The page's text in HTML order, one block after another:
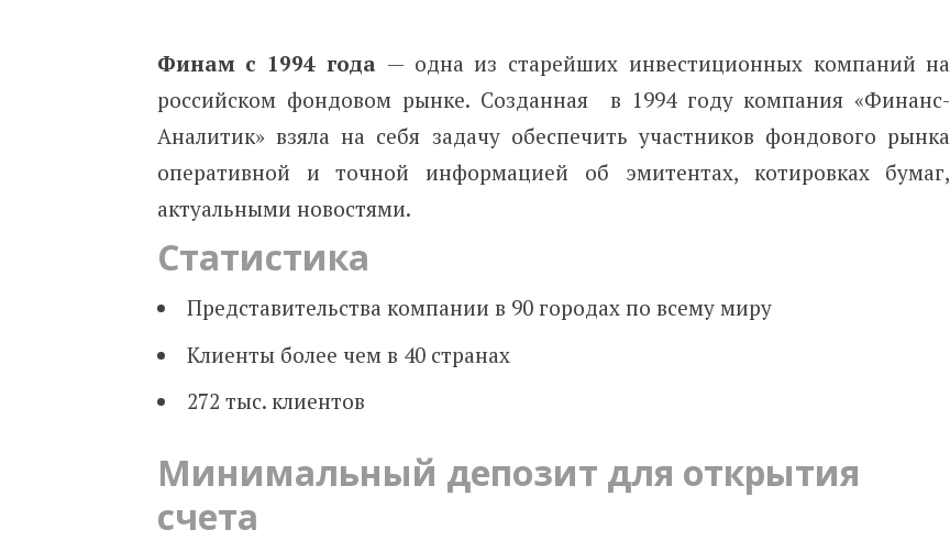
Финам c 1994 года — одна из старейших инвестиционных компаний на
российском фондовом рынке. Созданная в 1994 году компания «Финанс-
Аналитик» взяла на себя задачу обеспечить участников фондового рынка
оперативной и точной информацией об эмитентах, котировках бумаг,
актуальными новостями.
Cтатистика
Представительства компании в 90 городах по всему миру
Клиенты более чем в 40 ​​​​​​​странах
272 тыс. клиентов
Минимальный депозит для открытия
счета